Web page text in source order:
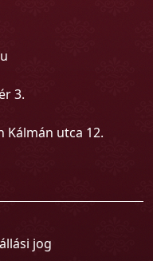
3.
Kálmán utca 12.
jog